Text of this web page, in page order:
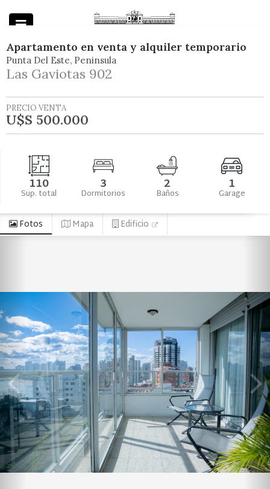
Apartamento en venta y alquiler temporario
Punta Del Este Peninsula
Las Gaviotas 902
PRECIO VENTA
U$S 500.000
110
Sup. total 3
Dormitorios 2
Baños 1
Garage
Fotos Mapa Edificio